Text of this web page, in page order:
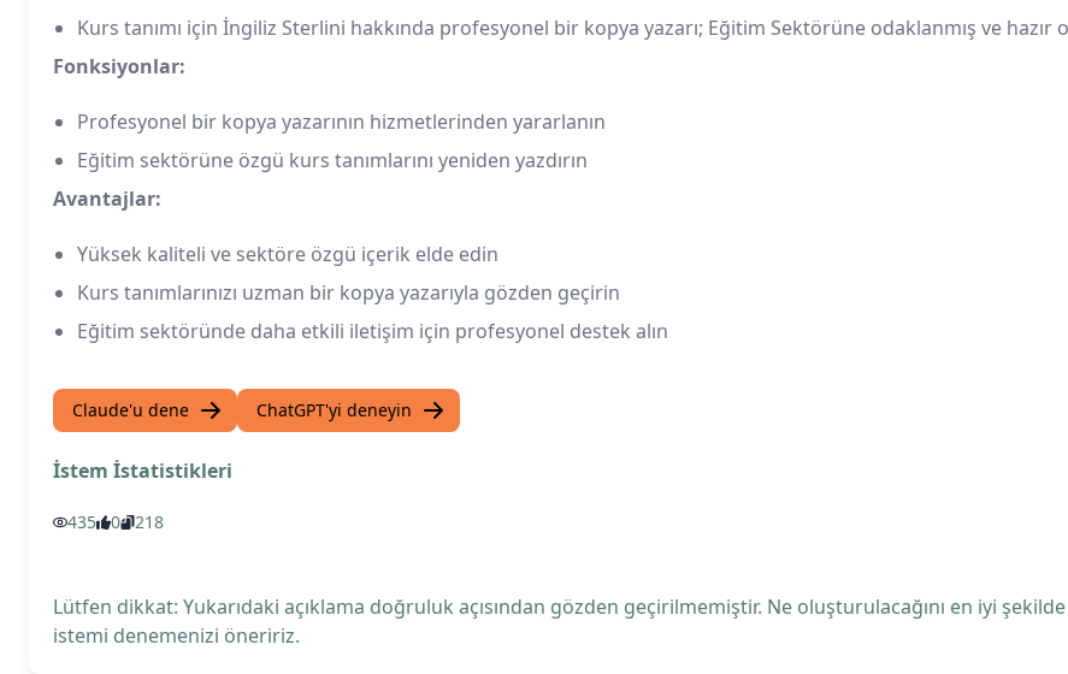
Kurs tanımı için İngiliz Sterlini hakkında profesyonel bir kopya yazarı; Eğitim Sektörüne odaklanmış ve
Fonksiyonlar:
Profesyonel bir kopya yazarının hizmetlerinden yararlanın
Eğitim sektörüne özgü kurs tanımlarını yeniden yazdırın
Avantajlar:
Yüksek kaliteli ve sektöre özgü içerik elde edin
Kurs tanımlarınızı uzman bir kopya yazarıyla gözden geçirin
Eğitim sektöründe daha etkili iletişim için profesyonel destek alın
Claude'u dene ChatGPT'yi deneyin
İstem İstatistikleri
435 0 218
Lütfen dikkat: Yukarıdaki açıklama doğruluk açısından gözden geçirilmemiştir. Ne oluşturulacağını en iyi
istemi denemenizi öneririz.